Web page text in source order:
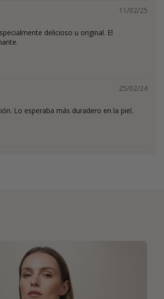
11/02/25
delicioso u original. El
25/02/24
Lo esperaba más duradero en la piel.